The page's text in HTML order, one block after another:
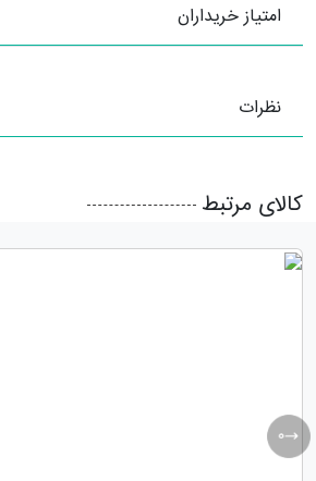
امتیاز خریداران
نظرات
کالای مرتبط